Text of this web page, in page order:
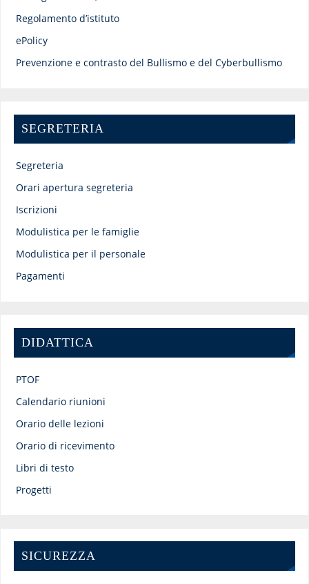
Regolamento d’istituto
ePolicy
Prevenzione e contrasto del Bullismo e del Cyberbullismo
SEGRETERIA
Segreteria
Orari apertura segreteria
Iscrizioni
Modulistica per le famiglie
Modulistica per il personale
Pagamenti
DIDATTICA
PTOF
Calendario riunioni
Orario delle lezioni
Orario di ricevimento
Libri di testo
Progetti
SICUREZZA